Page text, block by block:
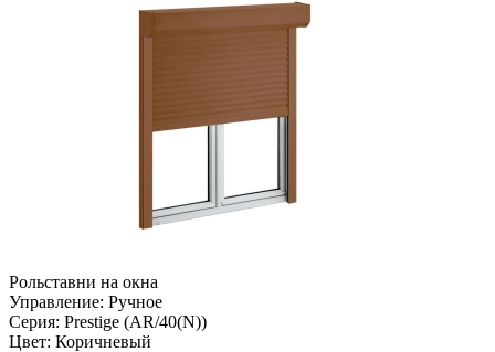
Рольставни на окна
Управление: Ручное
Серия: Prestige (AR/40(N))
Цвет: Коричневый